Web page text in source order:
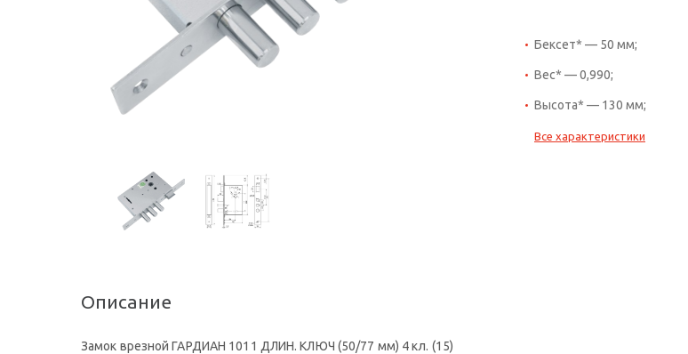
Бексет* — 50 мм;
Вес* — 0,990;
Высота* — 130 мм;
Все характеристики
Описание
Замок врезной ГАРДИАН 1011 ДЛИН. КЛЮЧ (50/77 мм) 4 кл. (15)